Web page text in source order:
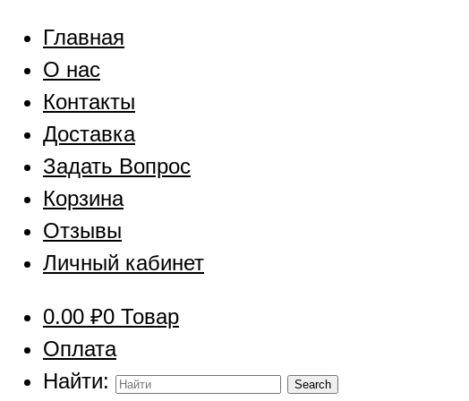
Главная
О нас
Контакты
Доставка
Задать Вопрос
Корзина
Отзывы
Личный кабинет
0.00 ₽0 Товар
Оплата
Найти: